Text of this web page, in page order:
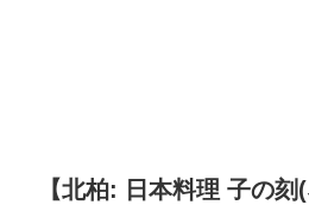
【北柏: 日本料理 子の